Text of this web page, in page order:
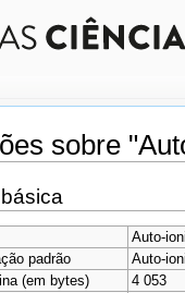
sobre
,pesquisa
Auto-
padrão
Auto-
(em bytes)
4 053